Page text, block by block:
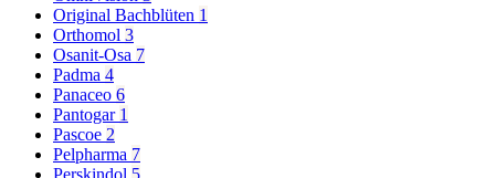
Original Bachblüten 1
Orthomol 3
Osanit-Osa 7
Padma 4
Panaceo 6
Pantogar 1
Pascoe 2
Pelpharma 7